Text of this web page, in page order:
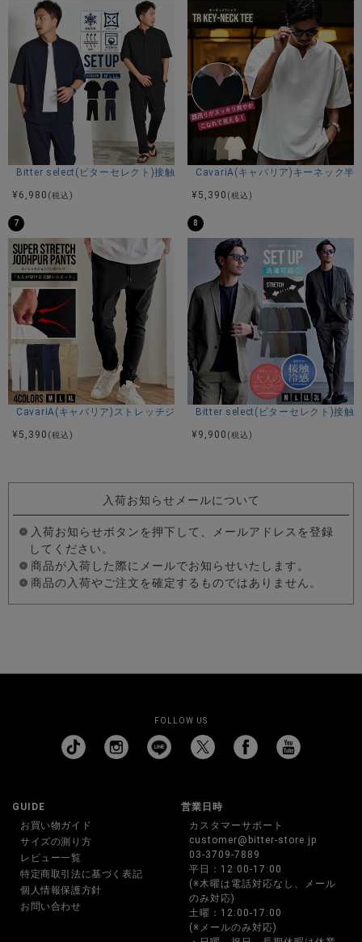
Bitter select(ビターセレクト)接触冷感スーパーストレッチバンドカラー
¥ 6,980 (税込)
CavariA(キャバリア)キーネック半
¥ 5,390 (税込)
7
CavariA(キャバリア)ストレッチジョッパーパンツ/全4色
¥ 5,390 (税込)
8
Bitter select(ビターセレクト)接触
¥ 9,900 (税込)
入荷お知らせメールについて
入荷お知らせボタンを押下して、メールアドレスを登録
してください。
商品が入荷した際にメールでお知らせいたします。
商品の入荷やご注文を確定するものではありません。
FOLLOW US
GUIDE
お買い物ガイド
サイズの測り方
レビュー一覧
特定商取引法に基づく表記
個人情報保護方針
お問い合わせ
営業日時
カスタマーサポート
customer@bitter-store.jp
03-3709-7889
平日：12:00-17:00
(※木曜は電話対応なし、メール
のみ対応)
土曜：12:00-17:00
(※メールのみ対応)